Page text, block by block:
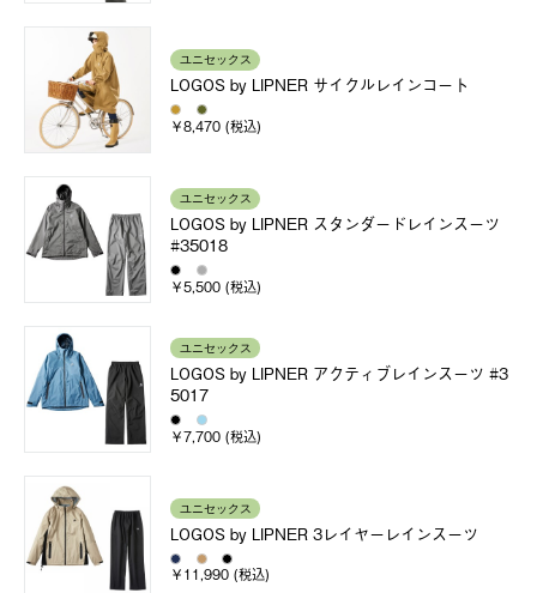
ユニセックス
LOGOS by LIPNER サイクルレインコート
￥8,470 (税込)
ユニセックス
LOGOS by LIPNER スタンダードレインスーツ
#35018
￥5,500 (税込)
ユニセックス
LOGOS by LIPNER アクティブレインスーツ #3
5017
￥7,700 (税込)
ユニセックス
LOGOS by LIPNER 3レイヤーレインスーツ
￥11,990 (税込)